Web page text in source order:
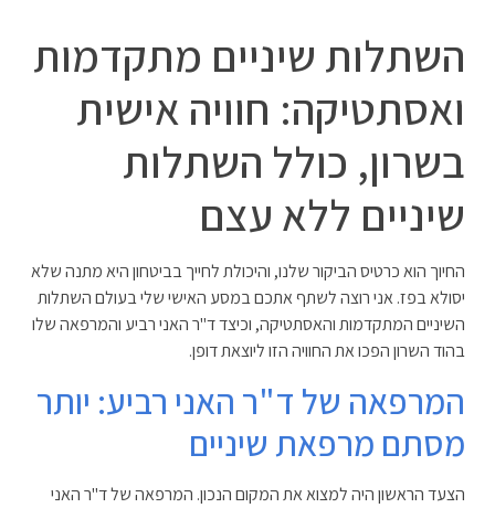
השתלות שיניים מתקדמות
ואסתטיקה: חוויה אישית
בשרון, כולל השתלות
שיניים ללא עצם
החיוך הוא כרטיס הביקור שלנו, והיכולת לחייך בביטחון היא מתנה שלא
יסולא בפז. אני רוצה לשתף אתכם במסע האישי שלי בעולם השתלות
השיניים המתקדמות והאסתטיקה, וכיצד ד"ר האני רביע והמרפאה שלו
בהוד השרון הפכו את החוויה הזו ליוצאת דופן.
המרפאה של ד"ר האני רביע: יותר
מסתם מרפאת שיניים
הצעד הראשון היה למצוא את המקום הנכון. המרפאה של ד"ר האני